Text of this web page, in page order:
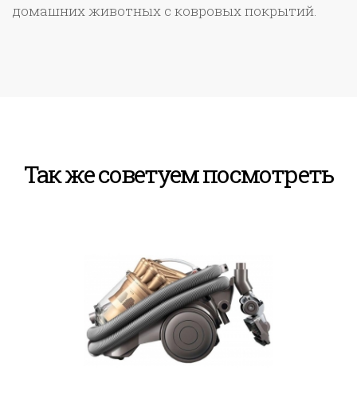
домашних животных с ковровых покрытий.
Так же советуем посмотреть